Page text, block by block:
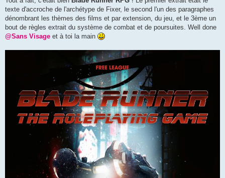
texte d'accroche de l'archétype de Fixer, le second l'un des paragraphes
dénombrant les thèmes des films et par extension, du jeu, et le 3ème un
bout de règles extrait du système de combat et de poursuites. Well done
@Sans Visage et à toi la main